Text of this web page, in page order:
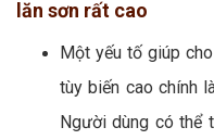
lăn sơn rất cao
Một yếu tố giúp
tùy biến cao chính
Người dùng có thể